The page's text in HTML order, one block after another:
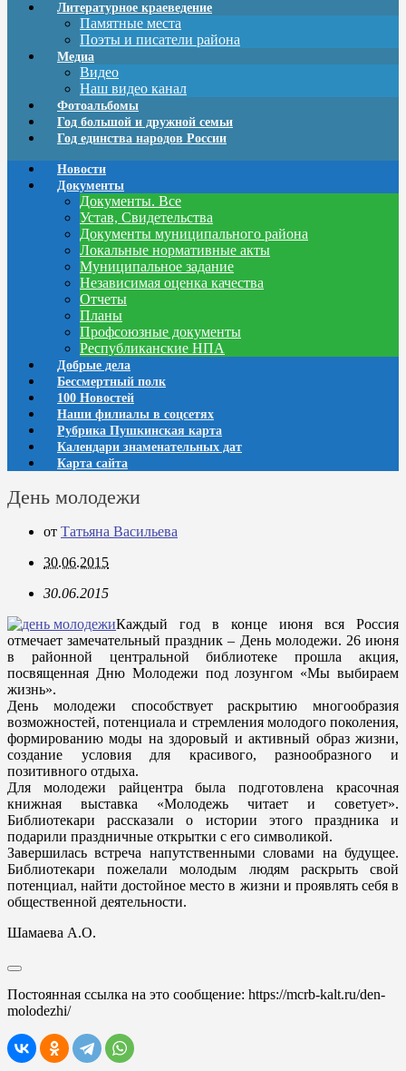
Литературное краеведение
Памятные места
Поэты и писатели района
Медиа
Видео
Наш видео канал
Фотоальбомы
Год большой и дружной семьи
Год единства народов России
Новости
Документы
Документы. Все
Устав, Свидетельства
Документы муниципального района
Локальные нормативные акты
Муниципальное задание
Независимая оценка качества
Отчеты
Планы
Профсоюзные документы
Республиканские НПА
Добрые дела
Бессмертный полк
100 Новостей
Наши филиалы в соцсетях
Рубрика Пушкинская карта
Календари знаменательных дат
Карта сайта
День молодежи
от Татьяна Васильева
30.06.2015
30.06.2015
Каждый год в конце июня вся Россия
отмечает замечательный праздник – День молодежи. 26 июня
в районной центральной библиотеке прошла акция,
посвященная Дню Молодежи под лозунгом «Мы выбираем
жизнь».
День молодежи способствует раскрытию многообразия
возможностей, потенциала и стремления молодого поколения,
формированию моды на здоровый и активный образ жизни,
создание условия для красивого, разнообразного и
позитивного отдыха.
Для молодежи райцентра была подготовлена красочная
книжная выставка «Молодежь читает и советует».
Библиотекари рассказали о истории этого праздника и
подарили праздничные открытки с его символикой.
Завершилась встреча напутственными словами на будущее.
Библиотекари пожелали молодым людям раскрыть свой
потенциал, найти достойное место в жизни и проявлять себя в
общественной деятельности.
Шамаева А.О.
Постоянная ссылка на это сообщение: https://mcrb-kalt.ru/den-
molodezhi/